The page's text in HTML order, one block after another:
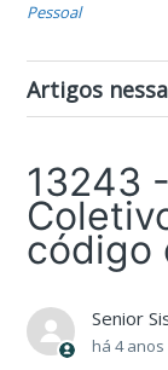
Pessoal
Artigos
13243
código
Senior
há 4 anos